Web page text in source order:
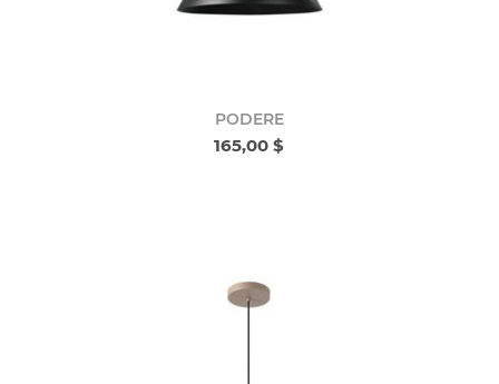
PODERE
165,00 $